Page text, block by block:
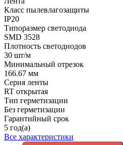
Класс пылевлагозащиты
IP20
Типоразмер светодиода
SMD 3528
Плотность светодиодов
30 шт/м
Минимальный отрезок
166.67 мм
Серия ленты
RT открытая
Тип герметизации
Без герметизации
Гарантийный срок
5 год(а)
Все характеристики